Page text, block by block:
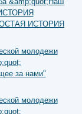
ИСТОРИЯ
за нами"